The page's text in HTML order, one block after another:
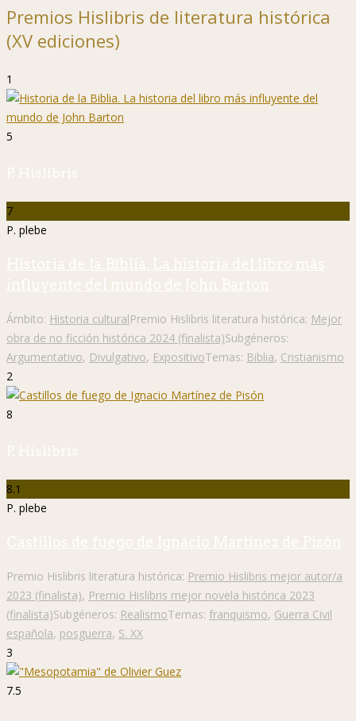
Premios Hislibris de literatura histórica
(XV ediciones)
1
5
P. Hislibris
7
P. plebe
Historia de la Biblia. La historia del libro más
influyente del mundo de John Barton
Ámbito: Historia culturalPremio Hislibris literatura histórica: Mejor
obra de no ficción histórica 2024 (finalista)Subgéneros:
Argumentativo, Divulgativo, ExpositivoTemas: Biblia, Cristianismo
2
8
P. Hislibris
8.1
P. plebe
Castillos de fuego de Ignacio Martínez de Pisón
Premio Hislibris literatura histórica: Premio Hislibris mejor autor/a
2023 (finalista), Premio Hislibris mejor novela histórica 2023
(finalista)Subgéneros: RealismoTemas: franquismo, Guerra Civil
española, posguerra, S. XX
3
7.5